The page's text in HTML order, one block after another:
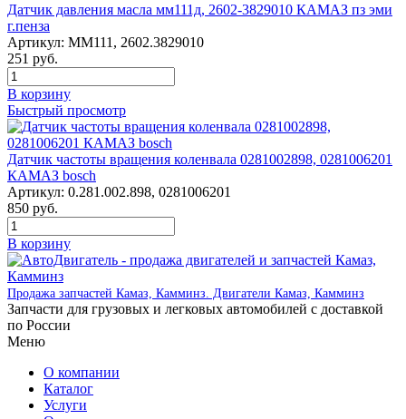
Датчик давления масла мм111д, 2602-3829010 КАМАЗ пз эми
г.пенза
Артикул: ММ111, 2602.3829010
251 руб.
В корзину
Быстрый просмотр
Датчик частоты вращения коленвала 0281002898, 0281006201
КАМАЗ bosch
Артикул: 0.281.002.898, 0281006201
850 руб.
В корзину
Продажа запчастей Камаз, Камминз. Двигатели Камаз, Камминз
Запчасти для грузовых и легковых автомобилей с доставкой
по России
Меню
О компании
Каталог
Услуги